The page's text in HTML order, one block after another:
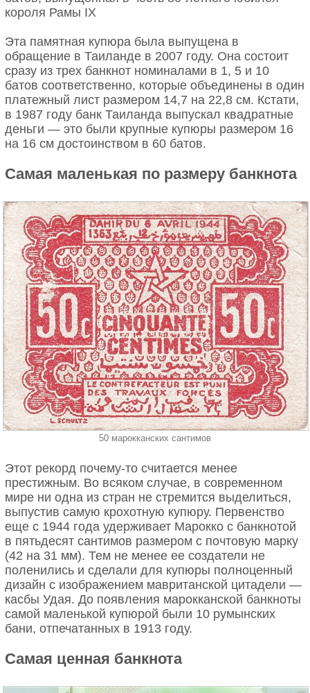
короля Рамы IX
Эта памятная купюра была выпущена в
обращение в Таиланде в 2007 году. Она состоит
сразу из трех банкнот номиналами в 1, 5 и 10
батов соответственно, которые объединены в один
платежный лист размером 14,7 на 22,8 см. Кстати,
в 1987 году банк Таиланда выпускал квадратные
деньги — это были крупные купюры размером 16
на 16 см достоинством в 60 батов.
Самая маленькая по размеру банкнота
50 марокканских сантимов
Этот рекорд почему-то считается менее
престижным. Во всяком случае, в современном
мире ни одна из стран не стремится выделиться,
выпустив самую крохотную купюру. Первенство
еще с 1944 года удерживает Марокко с банкнотой
в пятьдесят сантимов размером с почтовую марку
(42 на 31 мм). Тем не менее ее создатели не
поленились и сделали для купюры полноценный
дизайн с изображением мавританской цитадели —
касбы Удая. До появления марокканской банкноты
самой маленькой купюрой были 10 румынских
бани, отпечатанных в 1913 году.
Самая ценная банкнота